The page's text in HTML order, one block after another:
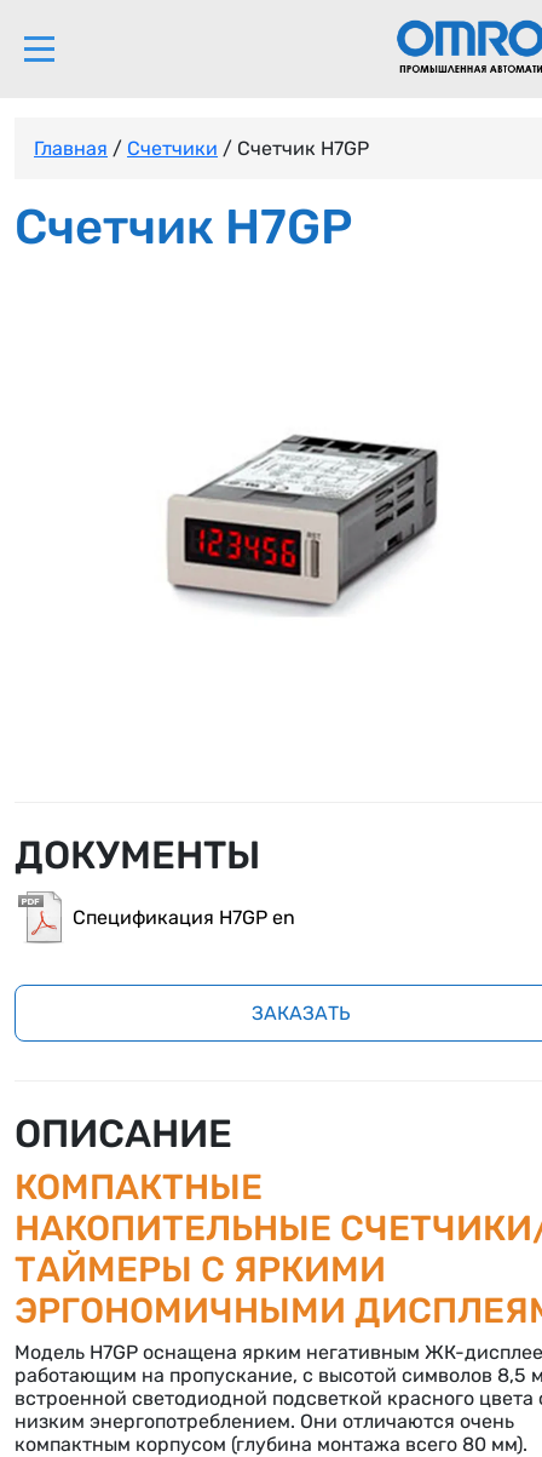
Главная / Счетчики / Счетчик H7GP
Счетчик H7GP
ДОКУМЕНТЫ
Спецификация H7GP en
ЗАКАЗАТЬ
ОПИСАНИЕ
КОМПАКТНЫЕ
НАКОПИТЕЛЬНЫЕ
ТАЙМЕРЫ С ЯРКИМИ
ЭРГОНОМИЧНЫМИ
Модель H7GP оснащена ярким негативным ЖК-
работающим на пропускание, с высотой символов 8,5
встроенной светодиодной подсветкой красного цвета
низким энергопотреблением. Они отличаются очень
компактным корпусом (глубина монтажа всего 80 мм).